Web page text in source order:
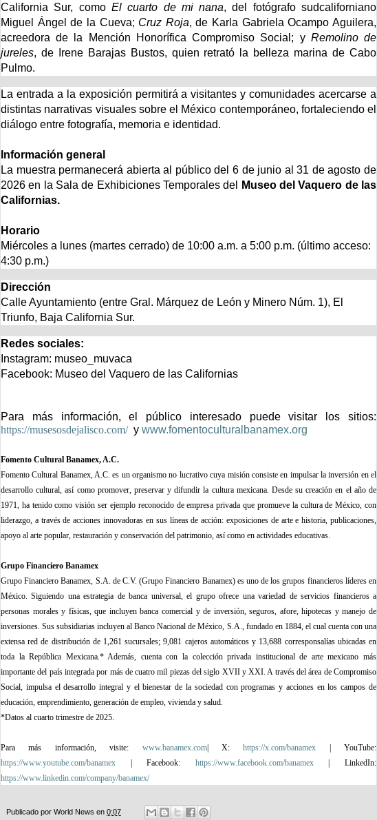
California Sur, como El cuarto de mi nana, del fotógrafo sudcaliforniano
Miguel Ángel de la Cueva; Cruz Roja, de Karla Gabriela Ocampo Aguilera,
acreedora de la Mención Honorífica Compromiso Social; y Remolino de
jureles, de Irene Barajas Bustos, quien retrató la belleza marina de Cabo
Pulmo.
La entrada a la exposición permitirá a visitantes y comunidades acercarse a
distintas narrativas visuales sobre el México contemporáneo, fortaleciendo el
diálogo entre fotografía, memoria e identidad.
Información general
La muestra permanecerá abierta al público del 6 de junio al 31 de agosto de
2026 en la Sala de Exhibiciones Temporales del
Museo del Vaquero de las
Californias.
Horario
Miércoles a lunes (martes cerrado) de 10:00 a.m. a 5:00 p.m. (último acceso:
4:30 p.m.)
Dirección
Calle Ayuntamiento (entre Gral. Márquez de León y Minero Núm. 1), El
Triunfo, Baja California Sur.
Redes sociales:
Instagram: museo_muvaca
Facebook: Museo del Vaquero de las Californias
Para más información, el público interesado puede visitar los sitios:
https://musesosdejalisco.com/ y www.fomentoculturalbanamex.org
Fomento Cultural Banamex, A.C.
Fomento Cultural Banamex, A.C. es un organismo no lucrativo cuya misión consiste en impulsar la inversión en el
desarrollo cultural, así como promover, preservar y difundir la cultura mexicana. Desde su creación en el año de
1971, ha tenido como visión ser ejemplo reconocido de empresa privada que promueve la cultura de México, con
liderazgo, a través de acciones innovadoras en sus líneas de acción: exposiciones de arte e historia, publicaciones,
apoyo al arte popular, restauración y conservación del patrimonio, así como en actividades educativas.
Grupo Financiero Banamex
Grupo Financiero Banamex, S.A. de C.V. (Grupo Financiero Banamex) es uno de los grupos financieros líderes en
México. Siguiendo una estrategia de banca universal, el grupo ofrece una variedad de servicios financieros a
personas morales y físicas, que incluyen banca comercial y de inversión, seguros, afore, hipotecas y manejo de
inversiones. Sus subsidiarias incluyen al Banco Nacional de México, S.A., fundado en 1884, el cual cuenta con una
extensa red de distribución de 1,261 sucursales; 9,081 cajeros automáticos y 13,688 corresponsalías ubicadas en
toda la República Mexicana.* Además, cuenta con la colección privada institucional de arte mexicano más
importante del país integrada por más de cuatro mil piezas del siglo XVII y XXI. A través del área de Compromiso
Social, impulsa el desarrollo integral y el bienestar de la sociedad con programas y acciones en los campos de
educación, emprendimiento, generación de empleo, vivienda y salud.
*Datos al cuarto trimestre de 2025.
Para más información, visite: www.banamex.com| X:https://x.com/banamex | YouTube:
https://www.youtube.com/banamex | Facebook: https://www.facebook.com/banamex| LinkedIn:
https://www.linkedin.com/company/banamex/
Publicado por World News en 0:07